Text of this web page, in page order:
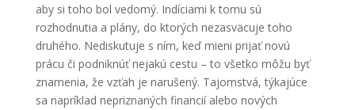
aby si toho bol vedomý. Indíciami k tomu sú
rozhodnutia a plány, do ktorých nezasväcuje toho
druhého. Nediskutuje s ním, keď mieni prijať novú
prácu či podniknúť nejakú cestu – to všetko môžu byť
znamenia, že vzťah je narušený. Tajomstvá, týkajúce
sa napríklad nepriznaných financií alebo nových